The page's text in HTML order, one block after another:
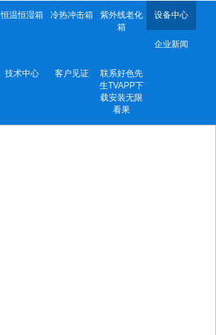
恒温恒湿箱 冷热冲击箱
紫外线老化
箱
设备中心
企业新闻
技术中心 客户见证
联系好色先
生TVAPP下
载安装无限
看果